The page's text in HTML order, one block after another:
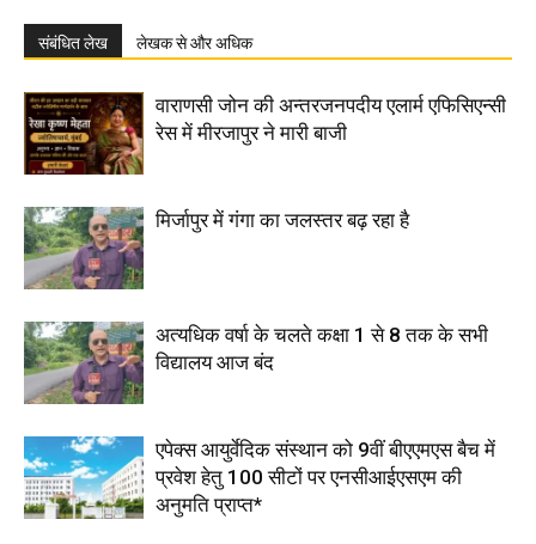
संबंधित लेख लेखक से और अधिक
वाराणसी जोन की अन्तरजनपदीय एलार्म एफिसिएन्सी
रेस में मीरजापुर ने मारी बाजी
मिर्जापुर में गंगा का जलस्तर बढ़ रहा है
अत्यधिक वर्षा के चलते कक्षा 1 से 8 तक के सभी
विद्यालय आज बंद
एपेक्स आयुर्वेदिक संस्थान को 9वीं बीएएमएस बैच में
प्रवेश हेतु 100 सीटों पर एनसीआईएसएम की
अनुमति प्राप्त*